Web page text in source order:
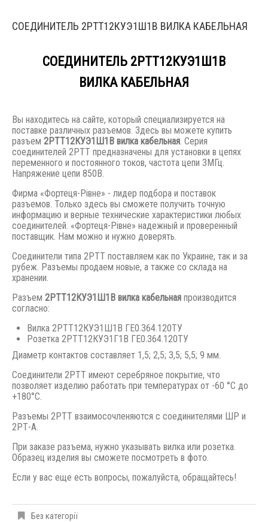
СОЕДИНИТЕЛЬ 2РТТ12КУЭ1Ш1В ВИЛКА КАБЕЛЬНАЯ
СОЕДИНИТЕЛЬ 2РТТ12КУЭ1Ш1В
ВИЛКА КАБЕЛЬНАЯ
Вы находитесь на сайте, который специализируется на
поставке различных разъемов. Здесь вы можете купить
разъем 2РТТ12КУЭ1Ш1В вилка кабельная. Серия
соединителей 2РТТ предназначены для установки в цепях
переменного и постоянного токов, частота цепи 3МГц.
Напряжение цепи 850В.
Фирма «Фортеця-Рівне» - лидер подбора и поставок
разъемов. Только здесь вы сможете получить точную
информацию и верные технические характеристики любых
соединителей. «Фортеця-Рівне» надежный и проверенный
поставщик. Нам можно и нужно доверять.
Соединители типа 2РТТ поставляем как по Украине, так и за
рубеж. Разъемы продаем новые, а также со склада на
хранении.
Разъем 2РТТ12КУЭ1Ш1В вилка кабельная производится
согласно:
Вилка 2РТТ12КУЭ1Ш1В ГЕ0.364.120ТУ
Розетка 2РТТ12КУЭ1Г1В ГЕ0.364.120ТУ
Диаметр контактов составляет 1,5; 2,5; 3,5; 5,5; 9 мм.
Соединители 2РТТ имеют серебряное покрытие, что
позволяет изделию работать при температурах от -60 °С до
+180°С.
Разъемы 2РТТ взаимосочленяются с соединителями ШР и
2РТ-А.
При заказе разъема, нужно указывать вилка или розетка.
Образец изделия вы сможете посмотреть в фото.
Если у вас еще есть вопросы, пожалуйста, обращайтесь!
Без категорії